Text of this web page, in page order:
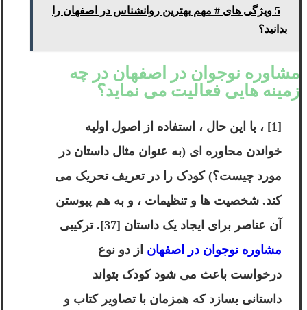
5 ویژگی های # مهم بهترین روانشناس در اصفهان را
بدانید؟
مشاوره نوجوان در اصفهان در چه
زمینه هایی فعالیت می نماید؟
[1] ، با این حال ، استفاده از اصول اولیه
خواندن محاوره ای (به عنوان مثال داستان در
مورد چیست؟) کودک را در تعریف تحریک می
کند. شخصیت ها و تنظیمات ، و به هم پیوستن
آن عناصر برای ایجاد یک داستان [37]. ترکیبی
مشاوره نوجوان در اصفهان از دو نوع
درخواست باعث می شود کودک بتواند
داستانی بسازد که همزمان با تصاویر کتاب و